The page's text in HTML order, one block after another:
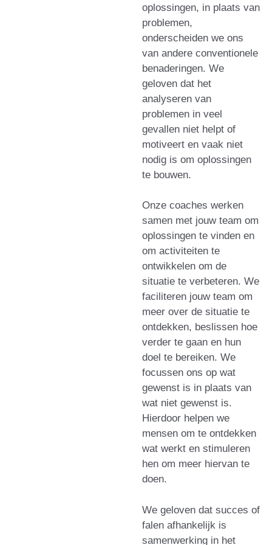
oplossingen, in plaats van
problemen,
onderscheiden we ons
van andere conventionele
benaderingen. We
geloven dat het
analyseren van
problemen in veel
gevallen niet helpt of
motiveert en vaak niet
nodig is om oplossingen
te bouwen.
Onze coaches werken
samen met jouw team om
oplossingen te vinden en
om activiteiten te
ontwikkelen om de
situatie te verbeteren. We
faciliteren jouw team om
meer over de situatie te
ontdekken, beslissen hoe
verder te gaan en hun
doel te bereiken. We
focussen ons op wat
gewenst is in plaats van
wat niet gewenst is.
Hierdoor helpen we
mensen om te ontdekken
wat werkt en stimuleren
hen om meer hiervan te
doen.
We geloven dat succes of
falen afhankelijk is
samenwerking in het